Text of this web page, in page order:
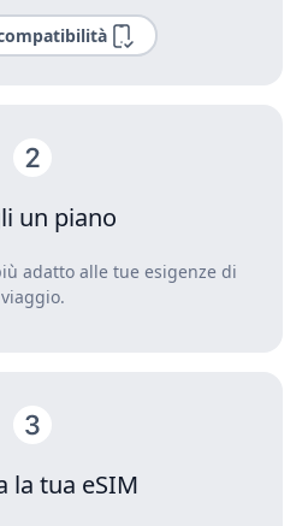
un piano
adatto alle tue esigenze di
viaggio.
la tua eSIM